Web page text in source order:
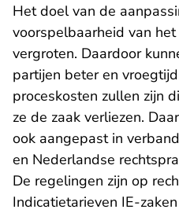
Het doel van de
voorspelbaarheid van
vergroten. Daardoor
partijen beter en
proceskosten zullen zijn
ze de zaak verliezen.
ook aangepast in
en Nederlandse
De regelingen zijn op
Indicatietarieven IE-